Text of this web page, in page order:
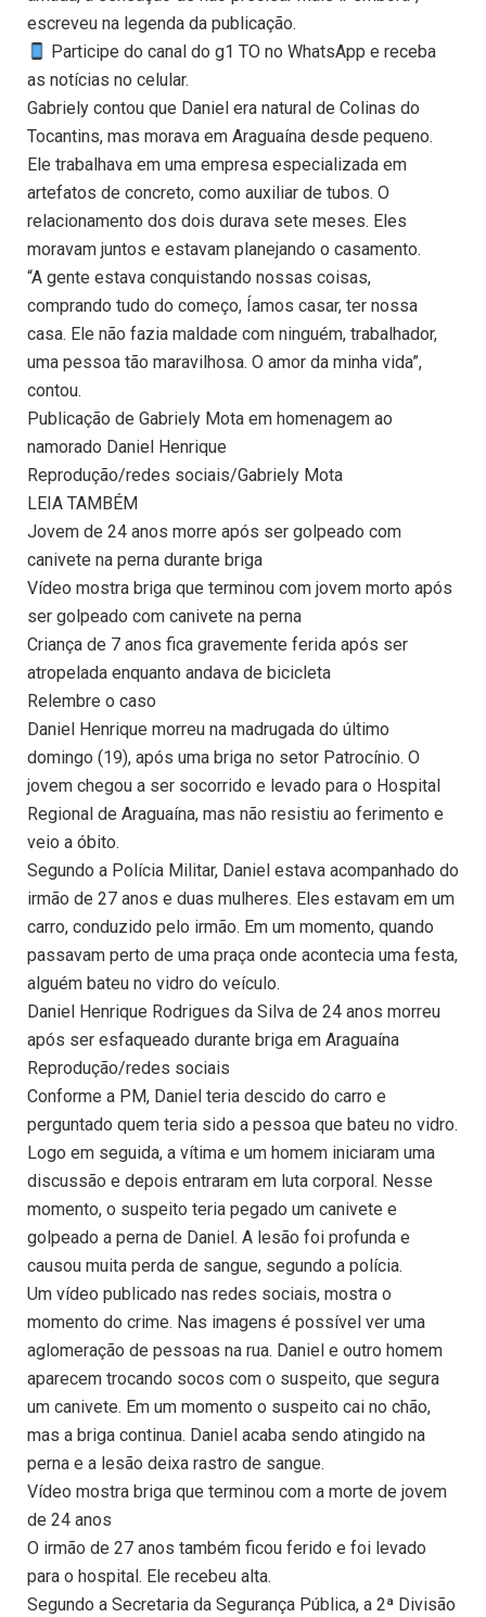
escreveu na legenda da publicação.
Participe do canal do g1 TO no WhatsApp e receba
as notícias no celular.
Gabriely contou que Daniel era natural de Colinas do
Tocantins, mas morava em Araguaína desde pequeno.
Ele trabalhava em uma empresa especializada em
artefatos de concreto, como auxiliar de tubos. O
relacionamento dos dois durava sete meses. Eles
moravam juntos e estavam planejando o casamento.
“A gente estava conquistando nossas coisas,
comprando tudo do começo, Íamos casar, ter nossa
casa. Ele não fazia maldade com ninguém, trabalhador,
uma pessoa tão maravilhosa. O amor da minha vida”,
contou.
Publicação de Gabriely Mota em homenagem ao
namorado Daniel Henrique
Reprodução/redes sociais/Gabriely Mota
LEIA TAMBÉM
Jovem de 24 anos morre após ser golpeado com
canivete na perna durante briga
Vídeo mostra briga que terminou com jovem morto após
ser golpeado com canivete na perna
Criança de 7 anos fica gravemente ferida após ser
atropelada enquanto andava de bicicleta
Relembre o caso
Daniel Henrique morreu na madrugada do último
domingo (19), após uma briga no setor Patrocínio. O
jovem chegou a ser socorrido e levado para o Hospital
Regional de Araguaína, mas não resistiu ao ferimento e
veio a óbito.
Segundo a Polícia Militar, Daniel estava acompanhado do
irmão de 27 anos e duas mulheres. Eles estavam em um
carro, conduzido pelo irmão. Em um momento, quando
passavam perto de uma praça onde acontecia uma festa,
alguém bateu no vidro do veículo.
Daniel Henrique Rodrigues da Silva de 24 anos morreu
após ser esfaqueado durante briga em Araguaína
Reprodução/redes sociais
Conforme a PM, Daniel teria descido do carro e
perguntado quem teria sido a pessoa que bateu no vidro.
Logo em seguida, a vítima e um homem iniciaram uma
discussão e depois entraram em luta corporal. Nesse
momento, o suspeito teria pegado um canivete e
golpeado a perna de Daniel. A lesão foi profunda e
causou muita perda de sangue, segundo a polícia.
Um vídeo publicado nas redes sociais, mostra o
momento do crime. Nas imagens é possível ver uma
aglomeração de pessoas na rua. Daniel e outro homem
aparecem trocando socos com o suspeito, que segura
um canivete. Em um momento o suspeito cai no chão,
mas a briga continua. Daniel acaba sendo atingido na
perna e a lesão deixa rastro de sangue.
Vídeo mostra briga que terminou com a morte de jovem
de 24 anos
O irmão de 27 anos também ficou ferido e foi levado
para o hospital. Ele recebeu alta.
Segundo a Secretaria da Segurança Pública, a 2ª Divisão